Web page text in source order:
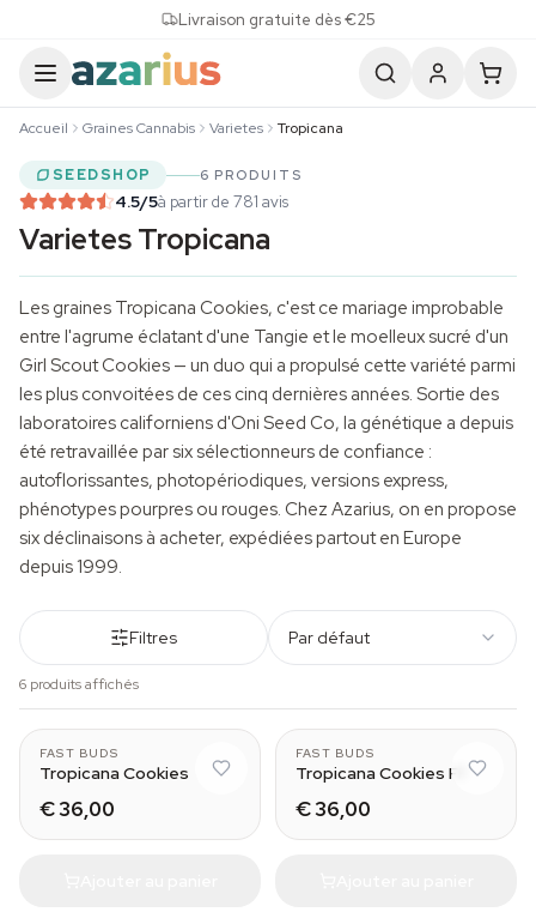
Livraison gratuite dès €25
Accueil Graines Cannabis Varietes Tropicana
SEEDSHOP 6 PRODUITS
4.5/5à partir de 781 avis
Varietes Tropicana
Les graines Tropicana Cookies, c'est ce mariage improbable
entre l'agrume éclatant d'une Tangie et le moelleux sucré d'un
Girl Scout Cookies — un duo qui a propulsé cette variété parmi
les plus convoitées de ces cinq dernières années. Sortie des
laboratoires californiens d'Oni Seed Co, la génétique a depuis
été retravaillée par six sélectionneurs de confiance :
autoflorissantes, photopériodiques, versions express,
phénotypes pourpres ou rouges. Chez Azarius, on en propose
six déclinaisons à acheter, expédiées partout en Europe
depuis 1999.
Filtres Par défaut
6 produits affichés
FAST BUDS
Tropicana Cookies
€ 36,00
FAST BUDS
Tropicana Cookies FF
€ 36,00